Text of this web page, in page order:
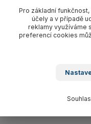
Kompletní
Lanový 1-závěs oko-
výběru, nosnost 2 000
Zboží zařazeno v
Pro základní
účely a v případě
reklamy využíváme
preferencí cookies